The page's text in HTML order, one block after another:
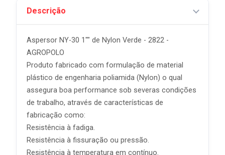
Descrição
Aspersor NY-30 1"" de Nylon Verde - 2822 -
AGROPOLO
Produto fabricado com formulação de material
plástico de engenharia poliamida (Nylon) o qual
assegura boa performance sob severas condições
de trabalho, através de características de
fabricação como:
Resistência à fadiga.
Resistência à fissuração ou pressão.
Resistência à temperatura em contínuo.